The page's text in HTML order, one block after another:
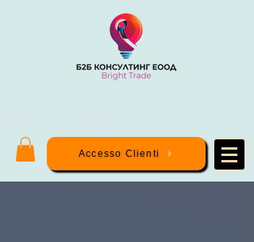
Accesso Clienti